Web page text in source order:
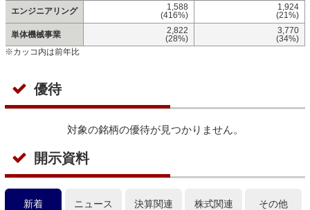
エンジニアリング
1,588
(416%)
1,924
(21%)
単体機械事業
2,822
(28%)
3,770
(34%)
※カッコ内は前年比
優待
対象の銘柄の優待が見つかりません。
開示資料
新着 ニュース 決算関連 株式関連 その他